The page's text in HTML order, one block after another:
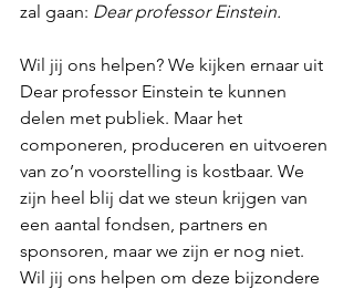
zal gaan: Dear professor Einstein.
Wil jij ons helpen? We kijken ernaar uit
Dear professor Einstein te kunnen
delen met publiek. Maar het
componeren, produceren en uitvoeren
van zo’n voorstelling is kostbaar. We
zijn heel blij dat we steun krijgen van
een aantal fondsen, partners en
sponsoren, maar we zijn er nog niet.
Wil jij ons helpen om deze bijzondere